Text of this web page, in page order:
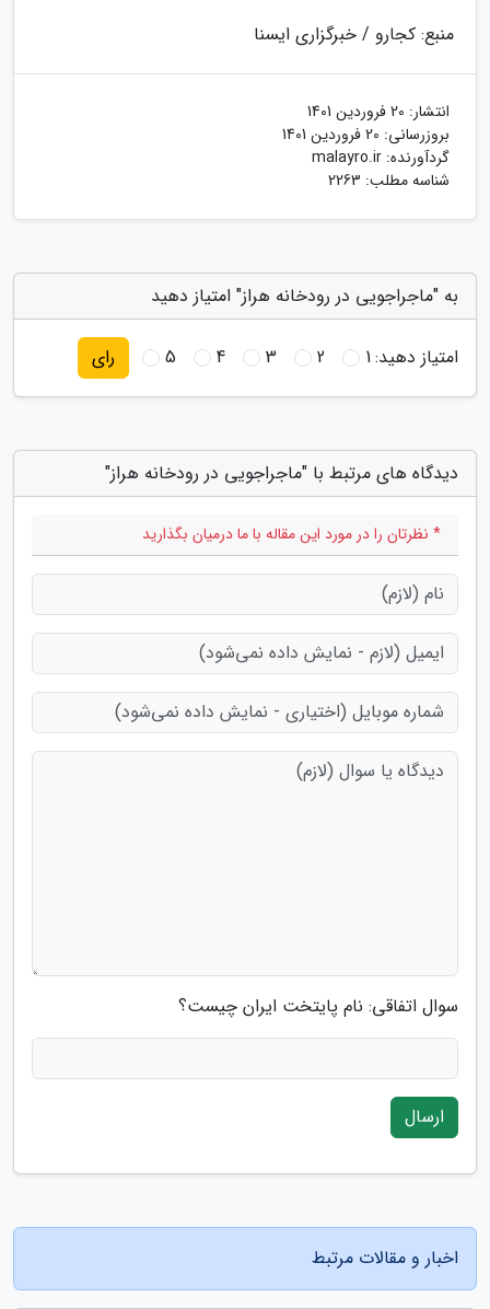
منبع: کجارو / خبرگزاری ایسنا
انتشار: 20 فروردین 1401
بروزرسانی: 20 فروردین 1401
گردآورنده: malayro.ir
شناسه مطلب: 2263
به "ماجراجویی در رودخانه هراز" امتیاز دهید
امتیاز دهید:1
2
3
4
5 رای
دیدگاه های مرتبط با "ماجراجویی در رودخانه هراز"
* نظرتان را در مورد این مقاله با ما درمیان بگذارید
سوال اتفاقی: نام پایتخت ایران چیست؟
ارسال
اخبار و مقالات مرتبط